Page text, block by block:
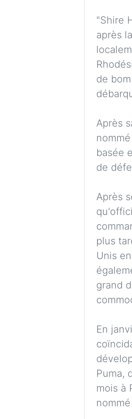
"Shire
après
de
Après
basée
de
Après
plus
Unis
grand
En
Puma,
mois à
nommé